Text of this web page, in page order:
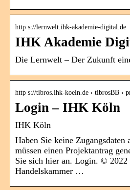
http s://lernwelt.ihk-akademie-digital.de
IHK Akademie
Die Lernwelt – Der Zukunft
http s://tibros.ihk-koeln.de › tibrosBB ›
Login – IHK Köln
IHK Köln
Haben Sie keine Zugangsdaten
müssen einen Projektantrag
Sie sich hier an. Login. © 2022
Handelskammer …